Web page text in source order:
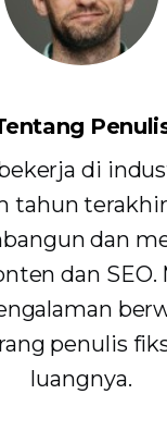
di
tahun
dan
dan
penulis
luangnya.